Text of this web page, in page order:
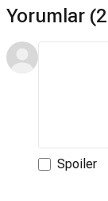
Yorumlar
Spoiler